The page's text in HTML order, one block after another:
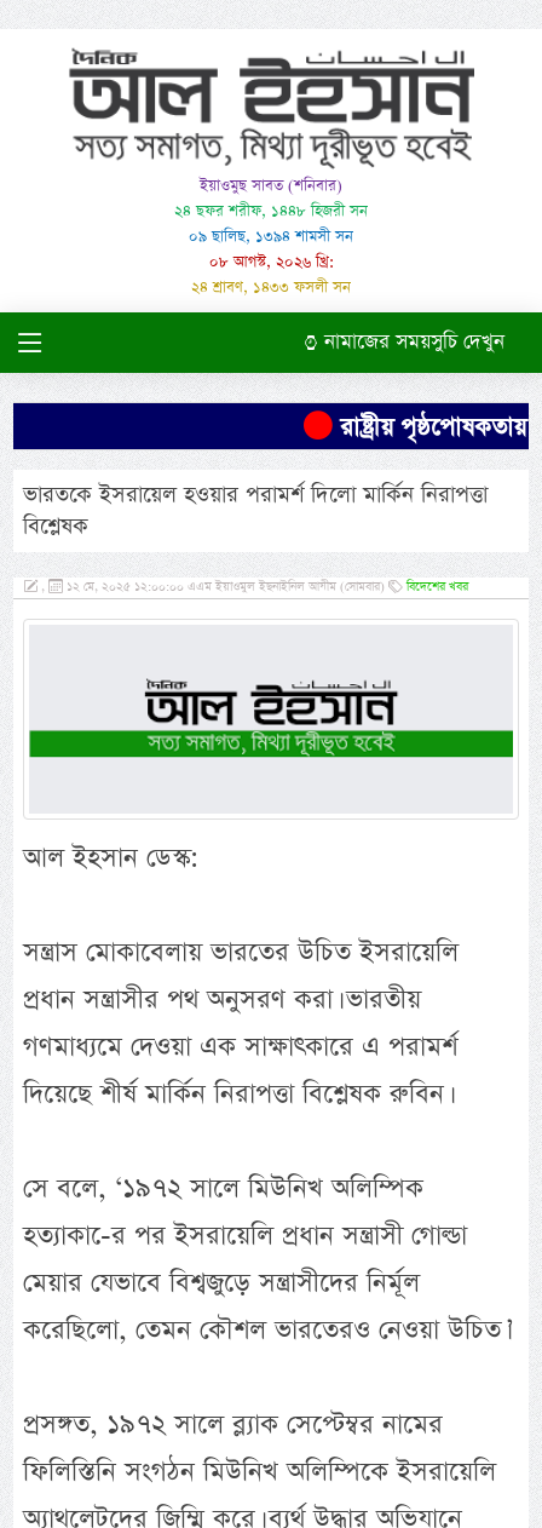
ইয়াওমুছ সাবত (শনিবার)
২৪ ছফর শরীফ, ১৪৪৮ হিজরী সন
০৯ ছালিছ, ১৩৯৪ শামসী সন
০৮ আগস্ট, ২০২৬ খ্রি:
২৪ শ্রাবণ, ১৪৩৩ ফসলী সন
নামাজের সময়সুচি দেখুন
রাষ্ট্রীয়
ভারতকে ইসরায়েল হওয়ার পরামর্শ দিলো মার্কিন নিরাপত্তা
বিশ্লেষক
, ১২ মে, ২০২৫ ১২:০০:০০ এএম ইয়াওমুল ইছনাইনিল আযীম (সোমবার) বিদেশের খবর
আল ইহসান ডেস্ক:
সন্ত্রাস মোকাবেলায় ভারতের উচিত ইসরায়েলি
প্রধান সন্ত্রাসীর পথ অনুসরণ করা। ভারতীয়
গণমাধ্যমে দেওয়া এক সাক্ষাৎকারে এ পরামর্শ
দিয়েছে শীর্ষ মার্কিন নিরাপত্তা বিশ্লেষক রুবিন।
সে বলে, ‘১৯৭২ সালে মিউনিখ অলিম্পিক
হত্যাকা-ের পর ইসরায়েলি প্রধান সন্ত্রাসী গোল্ডা
মেয়ার যেভাবে বিশ্বজুড়ে সন্ত্রাসীদের নির্মূল
করেছিলো, তেমন কৌশল ভারতেরও নেওয়া উচিত।’
প্রসঙ্গত, ১৯৭২ সালে ব্ল্যাক সেপ্টেম্বর নামের
ফিলিস্তিনি সংগঠন মিউনিখ অলিম্পিকে ইসরায়েলি
অ্যাথলেটদের জিম্মি করে। ব্যর্থ উদ্ধার অভিযানে